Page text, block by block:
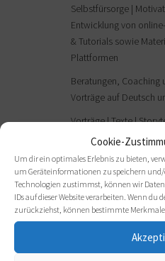
Cookie-
Um dir ein optimales Erlebnis zu bieten,
um Geräteinformationen zu speichern
Technologien zustimmst, können wir
IDs auf dieser Website verarbeiten. Wenn
zurückziehst, können bestimmte
Selbstfürsorge |
Entwicklung von
& Tutorials sowie
Plattformen
Beratungen, Coaching
Vorträge auf Deutsch
Vorträge | Texte |
BRANCHEN,